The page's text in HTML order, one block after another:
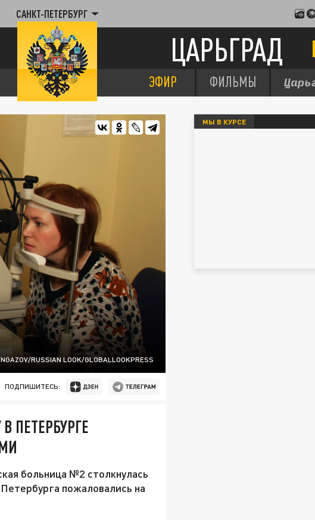
САНКТ-ПЕТЕРБУРГ
ЦАРЬГРАД
ЭФИР ФИЛЬМЫ
RUSSIAN LOOK/GLOBALLOOKPRESS
ПОДПИШИТЕСЬ:
ПЕТЕРБУРГЕ
больница №2 столкнулась
пожаловались на
МЫ В КУРСЕ